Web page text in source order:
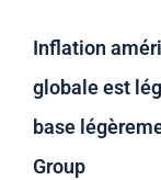
Inflation
globale est
base
Group